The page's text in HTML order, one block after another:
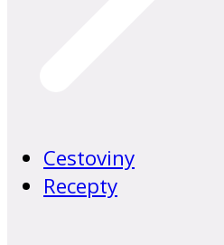
Cestoviny
Recepty